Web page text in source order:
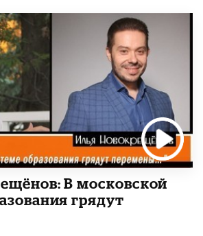
В московской
грядут